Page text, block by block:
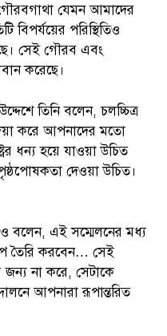
যেমন আমাদের
বিপর্যয়ের পরিস্থিতিও
সেই গৌরব এবং
করেছে।
তিনি বলেন, চলচ্চিত্র
করে আপনাদের মতো
ধন্য হয়ে যাওয়া উচিত
দেওয়া উচিত।
বলেন, এই সম্মেলনের মধ্য
তৈরি করবেন… সেই
না করে, সেটাকে
আপনারা রূপান্তরিত